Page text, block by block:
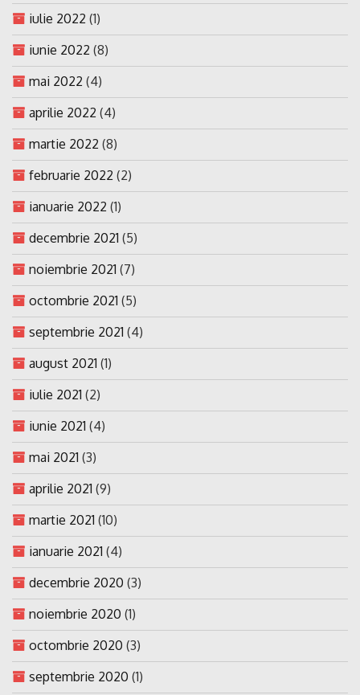
iulie 2022 (1)
iunie 2022 (8)
mai 2022 (4)
aprilie 2022 (4)
martie 2022 (8)
februarie 2022 (2)
ianuarie 2022 (1)
decembrie 2021 (5)
noiembrie 2021 (7)
octombrie 2021 (5)
septembrie 2021 (4)
august 2021 (1)
iulie 2021 (2)
iunie 2021 (4)
mai 2021 (3)
aprilie 2021 (9)
martie 2021 (10)
ianuarie 2021 (4)
decembrie 2020 (3)
noiembrie 2020 (1)
octombrie 2020 (3)
septembrie 2020 (1)